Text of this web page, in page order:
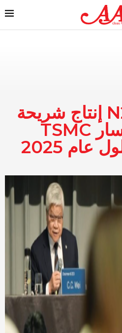
إنتاج شريحة N2 من شركة
TSMC على المسار
عام 2025